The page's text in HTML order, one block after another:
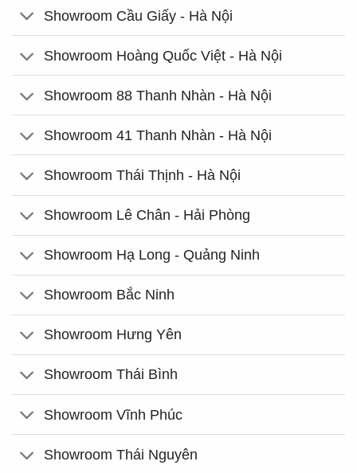
Showroom Cầu Giấy - Hà Nội
Showroom Hoàng Quốc Việt - Hà Nội
Showroom 88 Thanh Nhàn - Hà Nội
Showroom 41 Thanh Nhàn - Hà Nội
Showroom Thái Thịnh - Hà Nội
Showroom Lê Chân - Hải Phòng
Showroom Hạ Long - Quảng Ninh
Showroom Bắc Ninh
Showroom Hưng Yên
Showroom Thái Bình
Showroom Vĩnh Phúc
Showroom Thái Nguyên